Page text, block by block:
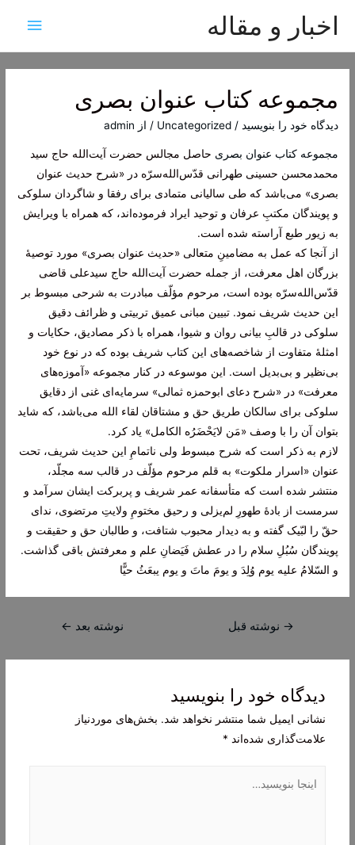
اخبار و مقاله
اصلی
مجموعه کتاب عنوان بصری
دیدگاه‌ خود را بنویسید /
Uncategorized / از admin
مجموعه کتاب عنوان بصری حاصل مجالس حضرت آیت‌الله حاج سید
محمدمحسن حسینی طهرانی قدّس‌الله‌سرّه در «شرح حدیث عنوان
بصری» می‌باشد که طی سالیانی متمادی برای رفقا و شاگردان سلوکی
و پویندگان مکتبِ عرفان و توحید ایراد فرموده‌اند، که همراه با ویرایش
به زیور طبع آراسته شده است.
از آنجا که عمل به مضامینِ متعالی «حدیث عنوان بصری» مورد توصیۀ
بزرگان اهل معرفت، از جمله حضرت آیت‌الله حاج سید‌علی قاضی
قدّس‌الله‌سرّه بوده‌ است، مرحوم مؤلّف مبادرت به شرحی مبسوط بر
این حدیث شریف نمود. تبیین مبانی عمیق تربیتی و ظرائف دقیق
سلوکی در قالبِ بیانی روان و شیوا، همراه با ذکر مصادیق، حکایات و
امثلۀ متفاوت از شاخصه‌های این کتاب شریف بوده که در نوع خود
بی‌نظیر و بی‌بدیل است. این موسوعه در کنار مجموعه «آموزه‌های
معرفت» در «شرح دعای ابوحمزه ثمالی» سرمایه‌ای غنی از دقایق
سلوکی برای سالکان طریق حق و مشتاقان لقاء الله می‌باشد، که شاید
بتوان آن را با وصف «مَن لایَحْضَرُه الکامل» یاد کرد.
لازم به ذکر است که شرح مبسوط ولی ناتمامِ این حدیث شریف، تحت
عنوان «اسرار ملکوت» به قلم مرحوم‌ مؤلّف در قالب سه مجلّد،
منتشر شده است که متأسفانه عمر شریف و پربرکت ایشان سرآمد و
سرمست از بادۀ طهورِ لم‌یزلی و رحیق مختومِ ولایتِ مرتضوی، ندای
حقّ را لبّیک گفته و به دیدار محبوب شتافت، و طالبان حق و حقیقت و
پویندگان سُبُلِ سلام را در عطش فَیَضانِ علم و معرفتش باقی گذاشت.
و السّلامُ‏ عليه‏ يوم‏ وُلِدَ و يومَ ماتَ و يوم يبعَثُ حيًّا
راهبری
→ نوشته قبل نوشته بعد ←
دیدگاه‌ خود را بنویسید
نشانی ایمیل شما منتشر نخواهد شد. بخش‌های موردنیاز
علامت‌گذاری شده‌اند *
بنویسید…